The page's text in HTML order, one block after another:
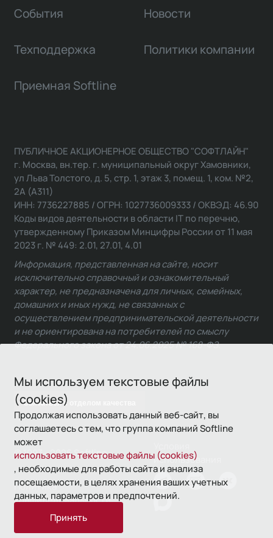
Мы используем текстовые файлы
(cookies)
Продолжая использовать данный веб-сайт, вы
соглашаетесь с тем, что группа компаний Softline
может
использовать текстовые файлы (cookies)
, необходимые для работы сайта и анализа
посещаемости, в целях хранения ваших учетных
данных, параметров и предпочтений.
Принять
События Новости
Техподдержка Политики компании
Приемная Softline
Связаться с отделом качества
ПУБЛИЧНОЕ АКЦИОНЕРНОЕ ОБЩЕСТВО "СОФТЛАЙН"
г. Москва, вн.тер. г. муниципальный округ Хамовники,
ул Льва Толстого, д. 5, стр. 1, этаж 3, помещ. 1, ком. №2,
2А (А311)
ИНН: 7736227885 / ОГРН: 1027736009333 / ОКВЭД: 46.90
Коды видов деятельности в области IT по перечню,
утвержденному Приказом Минцифры России от 11 мая
2023 г. № 449: 2.01, 27.01, 4.01
Информация, представленная на сайте, носит
исключительно справочный и ознакомительный
характер, не предназначена для личных, семейных,
домашних и иных нужд, не связанных с
осуществлением предпринимательской деятельности
и не ориентирована на потребителей по смыслу
Федерального закона от 24.06.2025 № 168-ФЗ.
© 1993—2026 Softline
использования
Политика
конфиденциальности